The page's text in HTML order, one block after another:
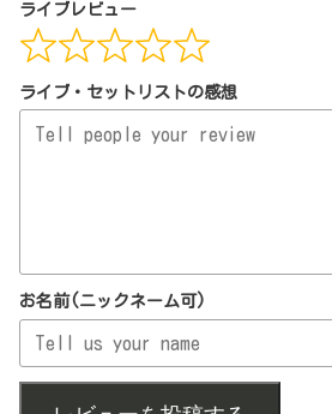
ライブレビュー
ライブ・セットリストの感想
お名前(ニックネーム可)